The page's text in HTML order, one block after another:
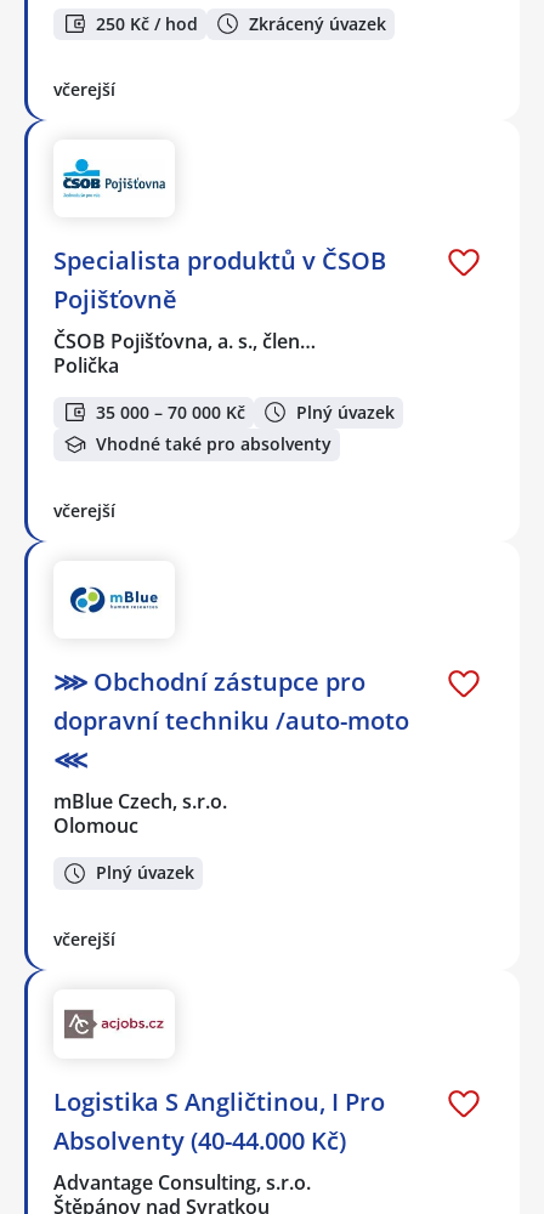
250 Kč / hod Zkrácený úvazek
včerejší
Specialista produktů v ČSOB
Pojišťovně
ČSOB Pojišťovna, a. s., člen…
Polička
35 000 – 70 000 Kč
Plný úvazek
Vhodné také pro absolventy
včerejší
⋙ Obchodní zástupce pro
dopravní techniku /auto-moto
⋘
mBlue Czech, s.r.o.
Olomouc
Plný úvazek
včerejší
Logistika S Angličtinou, I Pro
Absolventy (40-44.000 Kč)
Advantage Consulting, s.r.o.
Štěpánov nad Svratkou